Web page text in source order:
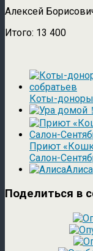
Алексей
Итого: 13 400
Коты-доноры
Приют
Салон-
Алиса
Поделиться в